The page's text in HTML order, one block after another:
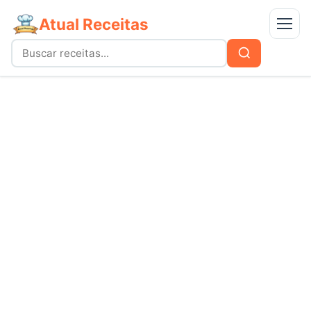
Atual Receitas Menu
Buscar
por:
Buscar